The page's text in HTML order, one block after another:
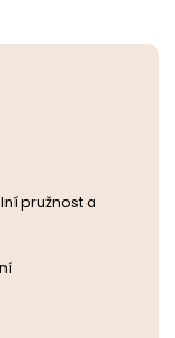
pružnost a